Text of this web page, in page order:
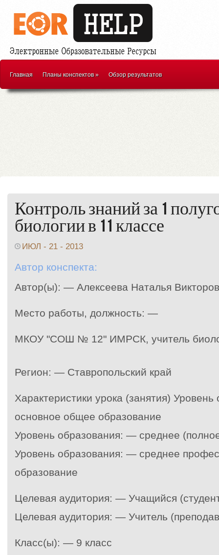
Главная Планы конспектов» Обзор результатов
Контроль знаний за 1
биологии в 11 классе
ИЮЛ - 21 - 2013
Автор конспекта:
Автор(ы): — Алексеева Наталья
Место работы, должность: —
МКОУ "СОШ № 12" ИМРСК, учитель
Регион: — Ставропольский край
Характеристики урока (занятия)
основное общее образование
Уровень образования: — среднее
Уровень образования: — среднее
образование
Целевая аудитория: — Учащийся
Целевая аудитория: — Учитель
Класс(ы): — 9 класс